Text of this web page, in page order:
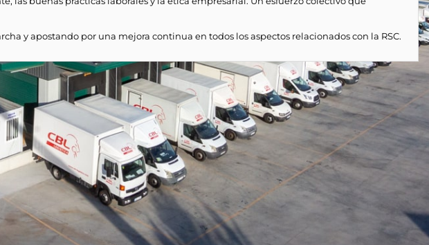
y apostando por una mejora continua en todos los aspectos relacionados con la RSC.